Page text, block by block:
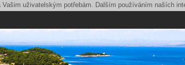
uživatelským potřebám. Dalším používáním naších